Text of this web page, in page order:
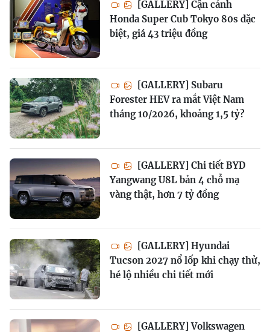
[GALLERY] Cận cảnh
Honda Super Cub Tokyo 80s đặc
biệt, giá 43 triệu đồng
[GALLERY] Subaru
Forester HEV ra mắt Việt Nam
tháng 10/2026, khoảng 1,5 tỷ?
[GALLERY] Chi tiết BYD
Yangwang U8L bản 4 chỗ mạ
vàng thật, hơn 7 tỷ đồng
[GALLERY] Hyundai
Tucson 2027 nổ lốp khi chạy thử,
hé lộ nhiều chi tiết mới
[GALLERY] Volkswagen